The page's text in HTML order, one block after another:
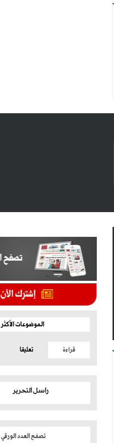
الموضوعات الأكثر
قراءة تعليقا
راسل التحرير
تصفح العدد الورقي